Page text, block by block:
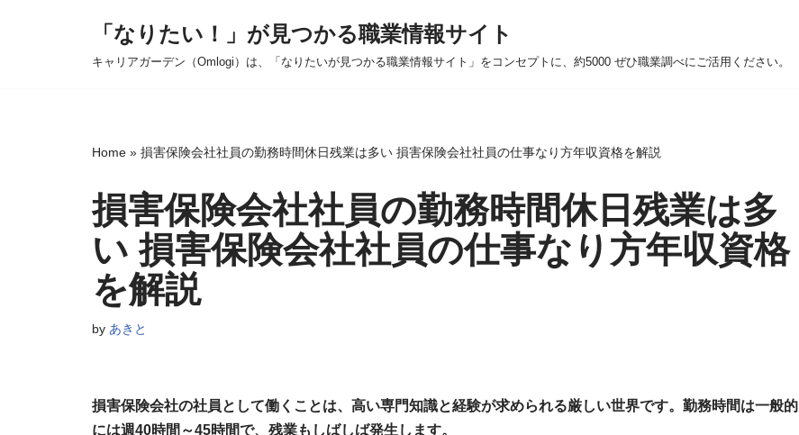
「なりたい！」が見つかる職業情報サイト
キャリアガーデン（Omlogi）は、「なりたいが見つかる職業情報サイト」をコンセプトに、約5000 ぜひ職業調べにご活用ください。
Home » 損害保険会社社員の勤務時間休日残業は多い 損害保険会社社員の仕事なり方年収資格を解説
損害保険会社社員の勤務時間休日残業は多
い 損害保険会社社員の仕事なり方年収資格
を解説
by あきと
損害保険会社の社員として働くことは、高い専門知識と経験が求められる厳しい世界です。勤務時間は一般的
には週40時間～45時間で、残業もしばしば発生します。